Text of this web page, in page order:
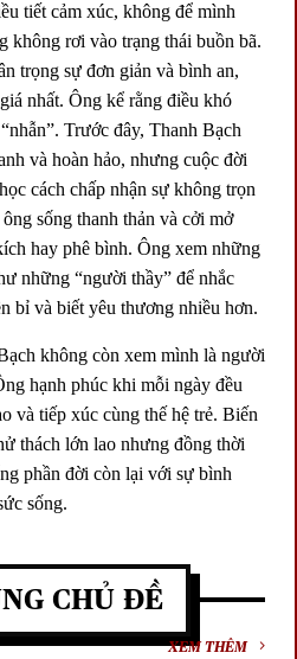
tiết cảm xúc, không để mình
không rơi vào trạng thái buồn bã.
trọng sự đơn giản và bình an,
nhất. Ông kể rằng điều khó
Trước đây, Thanh Bạch
và hoàn hảo, nhưng cuộc đời
cách chấp nhận sự không trọn
sống thanh thản và cởi mở
hay phê bình. Ông xem những
những “người thầy” để nhắc
bỉ và biết yêu thương nhiều hơn.
không còn xem mình là người
hạnh phúc khi mỗi ngày đều
và tiếp xúc cùng thế hệ trẻ. Biến
thách lớn lao nhưng đồng thời
phần đời còn lại với sự bình
sống.
CHỦ ĐỀ
XEM THÊM